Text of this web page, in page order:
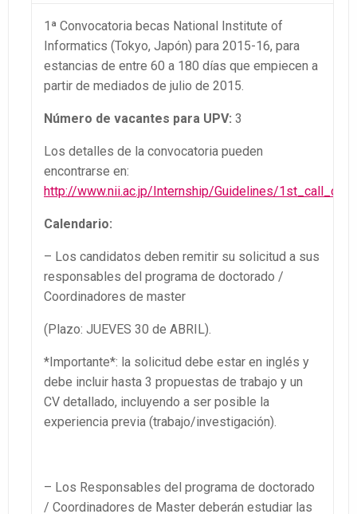
1ª Convocatoria becas National Institute of
Informatics (Tokyo, Japón) para 2015-16, para
estancias de entre 60 a 180 días que empiecen a
partir de mediados de julio de 2015.
Número de vacantes para UPV: 3
Los detalles de la convocatoria pueden
encontrarse en:
http://www.nii.ac.jp/Internship/Guidelines/
Calendario:
– Los candidatos deben remitir su solicitud a sus
responsables del programa de doctorado /
Coordinadores de master
(Plazo: JUEVES 30 de ABRIL).
*Importante*: la solicitud debe estar en inglés y
debe incluir hasta 3 propuestas de trabajo y un
CV detallado, incluyendo a ser posible la
experiencia previa (trabajo/investigación).
– Los Responsables del programa de doctorado
/ Coordinadores de Master deberán estudiar las